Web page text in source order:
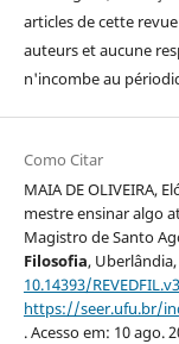
articles de cette
auteurs et aucune
n'incombe au
Como Citar
MAIA DE OLIVEIRA,
mestre ensinar algo
Magistro de Santo
Filosofia, Uberlândia,
10.14393/
https://seer.ufu.br/
. Acesso em: 10 ago.